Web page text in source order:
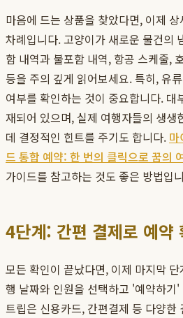
마음에 드는 상품을 찾았다면, 이제
차례입니다. 고양이가 새로운 물건의
함 내역과 불포함 내역, 항공 스케줄,
등을 주의 깊게 읽어보세요. 특히, 유
여부를 확인하는 것이 중요합니다. 대
재되어 있으며, 실제 여행자들의 생생
데 결정적인 힌트를 주기도 합니다. 마
드 통합 예약: 한 번의 클릭으로 꿈의
가이드를 참고하는 것도 좋은 방법입
4단계: 간편 결제로 예약
모든 확인이 끝났다면, 이제 마지막
행 날짜와 인원을 선택하고 '예약하기
트립은 신용카드, 간편결제 등 다양한